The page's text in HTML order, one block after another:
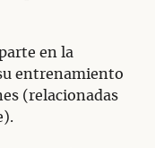
en la
entrenamiento
(relacionadas